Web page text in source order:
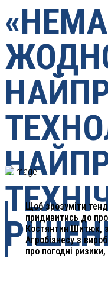
Щоб зрозуміти
придивитись до
Костянтин Шитюк,
Агробізнесу з
про погодні ризики,